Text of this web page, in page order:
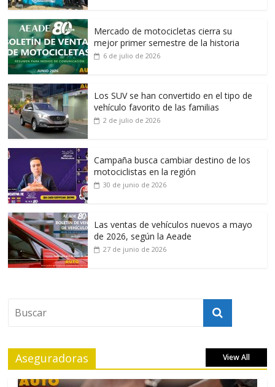
Mercado de motocicletas cierra su
mejor primer semestre de la historia
6 de julio de 2026
Los SUV se han convertido en el tipo de
vehículo favorito de las familias
2 de julio de 2026
Campaña busca cambiar destino de los
motociclistas en la región
30 de junio de 2026
Las ventas de vehículos nuevos a mayo
de 2026, según la Aeade
27 de junio de 2026
Aseguradoras View All